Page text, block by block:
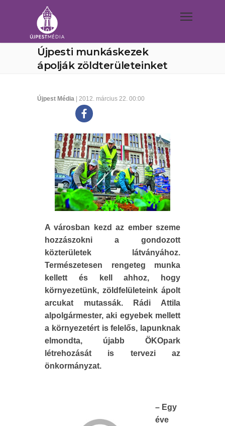
Újpesti munkáskezek
ápolják zöldterületeinket
Újpest Média | 2012. március 22. 00:00
A városban kezd az ember szeme
hozzászokni a gondozott
közterületek látványához.
Természetesen rengeteg munka
kellett és kell ahhoz, hogy
környezetünk, zöldfelületeink ápolt
arcukat mutassák. Rádi Attila
alpolgármester, aki egyebek mellett
a környezetért is felelős, lapunknak
elmondta, újabb ÖKOpark
létrehozását is tervezi az
önkormányzat.
– Egy
éve